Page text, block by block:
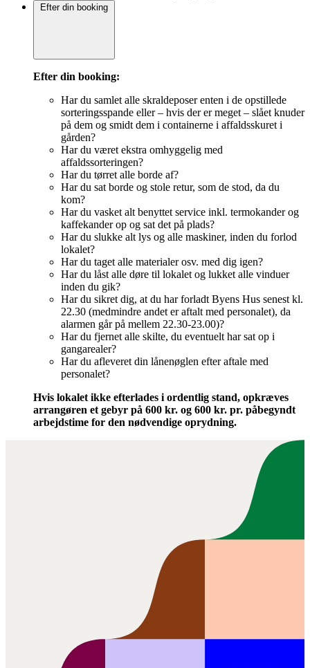
Efter din booking
Efter din booking:
Har du samlet alle skraldeposer enten i de opstillede
sorteringsspande eller – hvis der er meget – slået knuder
på dem og smidt dem i containerne i affaldsskuret i
gården?
Har du været ekstra omhyggelig med
affaldssorteringen?
Har du tørret alle borde af?
Har du sat borde og stole retur, som de stod, da du
kom?
Har du vasket alt benyttet service inkl. termokander og
kaffekander op og sat det på plads?
Har du slukke alt lys og alle maskiner, inden du forlod
lokalet?
Har du taget alle materialer osv. med dig igen?
Har du låst alle døre til lokalet og lukket alle vinduer
inden du gik?
Har du sikret dig, at du har forladt Byens Hus senest kl.
22.30 (medmindre andet er aftalt med personalet), da
alarmen går på mellem 22.30-23.00)?
Har du fjernet alle skilte, du eventuelt har sat op i
gangarealer?
Har du afleveret din lånenøglen efter aftale med
personalet?
Hvis lokalet ikke efterlades i ordentlig stand, opkræves
arrangøren et gebyr på 600 kr. og 600 kr. pr. påbegyndt
arbejdstime for den nødvendige oprydning.